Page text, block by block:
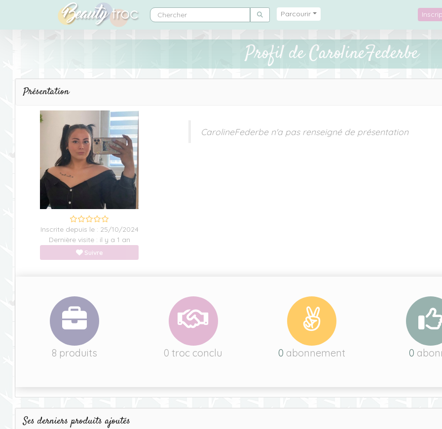
Parcourir
Profil de CarolineFederbe
Présentation
Inscrite depuis le : 25/10/2024
Dernière visite : il y a 1 an
Suivre
CarolineFederbe n'a pas renseigné de présentation
8 produits 0 troc conclu 0 abonnement 0
Ses derniers produits ajoutés